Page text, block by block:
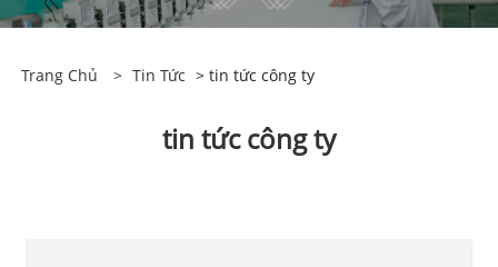
Trang Chủ > Tin Tức > tin tức công ty
tin tức công ty